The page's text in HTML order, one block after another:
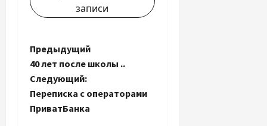
записи
Н
а
в
Предыдущий
40 лет после школы ..
Следующий:
Переписка с операторами
ПриватБанка